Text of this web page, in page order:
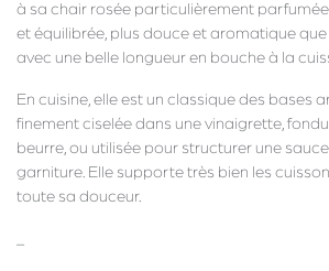
à sa chair rosée particulièrement
et équilibrée, plus douce et aromatique que
avec une belle longueur en bouche à la
En cuisine, elle est un classique des bases
finement ciselée dans une vinaigrette,
beurre, ou utilisée pour structurer une
garniture. Elle supporte très bien les
toute sa douceur.